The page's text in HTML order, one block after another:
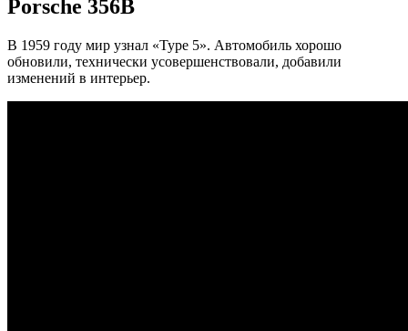
Porsche 356B
В 1959 году мир узнал «Type 5». Автомобиль хорошо
обновили, технически усовершенствовали, добавили
изменений в интерьер.